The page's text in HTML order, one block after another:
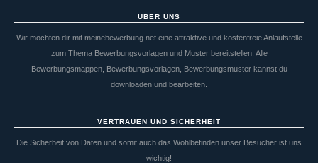
ÜBER UNS
Wir möchten dir mit meinebewerbung.net eine attraktive und kostenfreie Anlaufstelle
zum Thema Bewerbungsvorlagen und Muster bereitstellen. Alle
Bewerbungsmappen, Bewerbungsvorlagen, Bewerbungsmuster kannst du
downloaden und bearbeiten.
VERTRAUEN UND SICHERHEIT
Die Sicherheit von Daten und somit auch das Wohlbefinden unser Besucher ist uns
wichtig!